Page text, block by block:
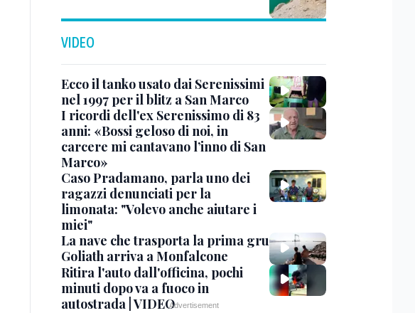
VIDEO
Ecco il tanko usato dai Serenissimi
nel 1997 per il blitz a San Marco
I ricordi dell'ex Serenissimo di 83
anni: «Bossi geloso di noi, in
carcere mi cantavano l’inno di San
Marco»
Caso Pradamano, parla uno dei
ragazzi denunciati per la
limonata: "Volevo anche aiutare i
miei"
La nave che trasporta la prima gru
Goliath arriva a Monfalcone
Ritira l'auto dall'officina, pochi
minuti dopo va a fuoco in
autostrada | VIDEO